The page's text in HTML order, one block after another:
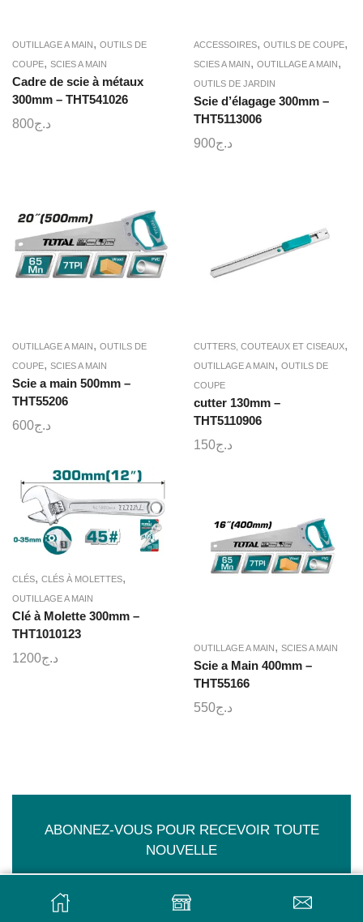
OUTILLAGE A MAIN, OUTILS DE
COUPE, SCIES A MAIN
Cadre de scie à métaux
300mm – THT541026
د.ج800
ACCESSOIRES, OUTILS DE COUPE,
SCIES A MAIN, OUTILLAGE A MAIN,
OUTILS DE JARDIN
Scie d’élagage 300mm –
THT5113006
د.ج900
OUTILLAGE A MAIN, OUTILS DE
COUPE, SCIES A MAIN
Scie a main 500mm –
THT55206
د.ج600
CUTTERS, COUTEAUX ET CISEAUX,
OUTILLAGE A MAIN, OUTILS DE
COUPE
cutter 130mm –
THT5110906
د.ج150
CLÉS, CLÉS À MOLETTES,
OUTILLAGE A MAIN
Clé à Molette 300mm –
THT1010123
د.ج1200
OUTILLAGE A MAIN, SCIES A MAIN
Scie a Main 400mm –
THT55166
د.ج550
ABONNEZ-VOUS POUR RECEVOIR TOUTE
NOUVELLE
AJOUTER AU PANIER